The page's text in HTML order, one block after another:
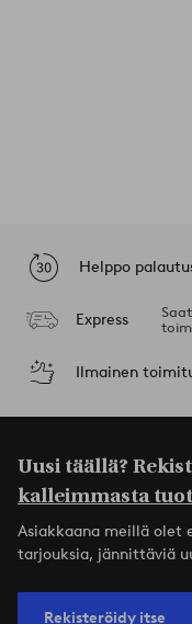
Helppo
Express
Ilmainen
Uusi täällä?
kalleimmasta
Asiakkaana meillä olet
tarjouksia, jännittäviä
Rekisteröidy itse